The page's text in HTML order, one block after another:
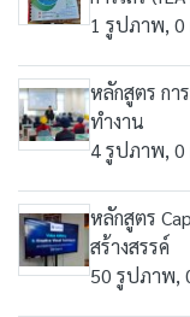
1 รูปภาพ, 0
หลักสูตร กา
ทำงาน
4 รูปภาพ, 0
หลักสูตร
สร้างสรรค์
50 รูปภาพ,